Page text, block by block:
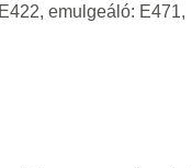
emulgeáló: E471,